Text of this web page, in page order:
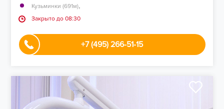
Кузьминки (691м),
Закрыто до 08:30
+7 (495) 266-51-15